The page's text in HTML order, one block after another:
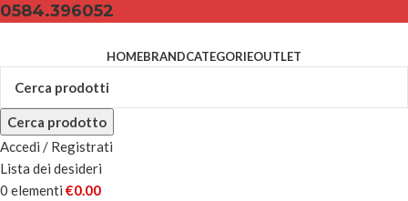
0584.396052
HOMEBRANDCATEGORIEOUTLET
Cerca prodotto
Accedi / Registrati
Lista dei desideri
0 elementi €0.00